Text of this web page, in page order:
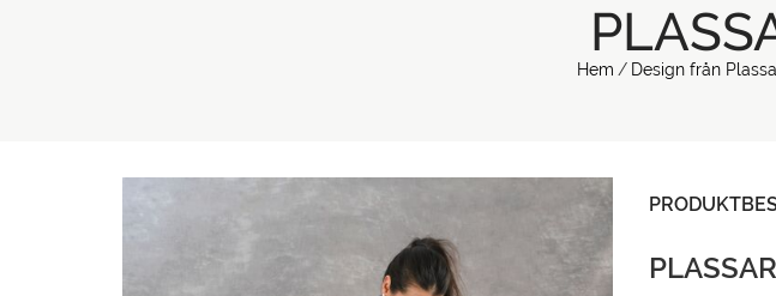
Hem / Design från